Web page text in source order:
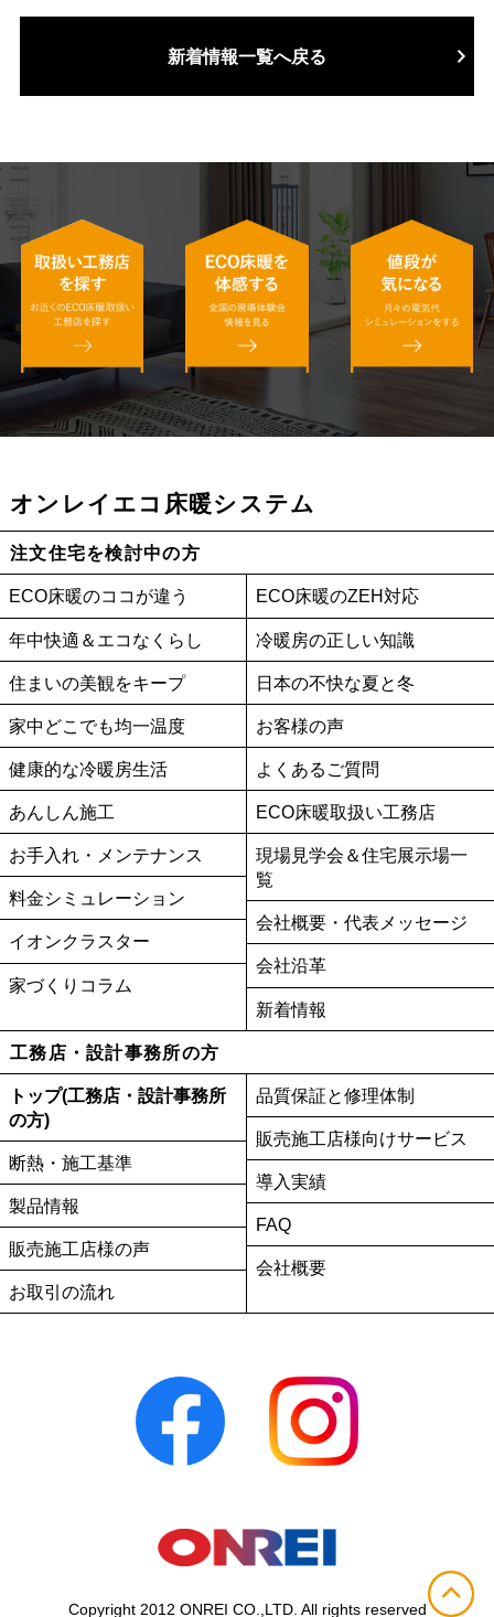
新着情報一覧へ戻る
オンレイエコ床暖システム
注文住宅を検討中の方
ECO床暖のココが違う
年中快適＆エコなくらし
住まいの美観をキープ
家中どこでも均一温度
健康的な冷暖房生活
あんしん施工
お手入れ・メンテナンス
料金シミュレーション
イオンクラスター
家づくりコラム
ECO床暖のZEH対応
冷暖房の正しい知識
日本の不快な夏と冬
お客様の声
よくあるご質問
ECO床暖取扱い工務店
現場見学会＆住宅展示場一
覧
会社概要・代表メッセージ
会社沿革
新着情報
工務店・設計事務所の方
トップ(工務店・設計事務所
の方)
断熱・施工基準
製品情報
販売施工店様の声
お取引の流れ
品質保証と修理体制
販売施工店様向けサービス
導入実績
FAQ
会社概要
Copyright 2012 ONREI CO.,LTD. All rights reserved